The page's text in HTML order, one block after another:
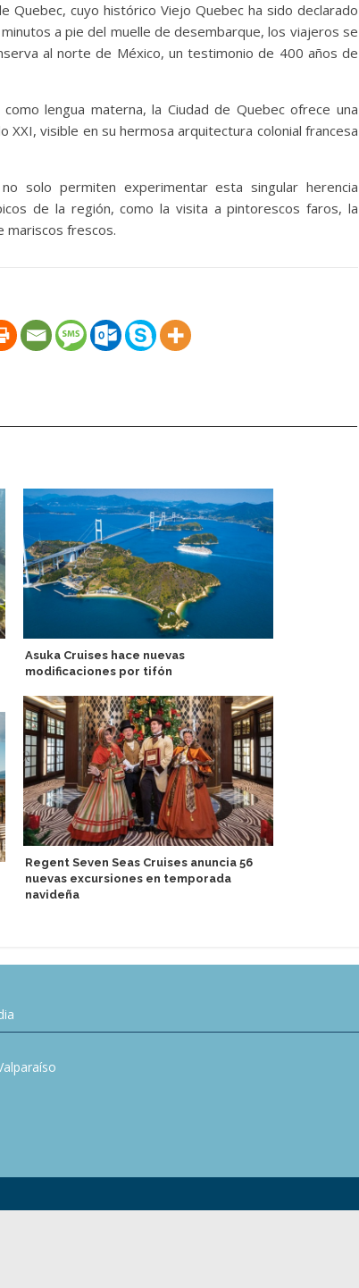
cuyo histórico Viejo Quebec ha sido declarado
a pie del muelle de desembarque, los viajeros se
al norte de México, un testimonio de 400 años de
lengua materna, la Ciudad de Quebec ofrece una
visible en su hermosa arquitectura colonial francesa
solo permiten experimentar esta singular herencia
de la región, como la visita a pintorescos faros, la
mariscos frescos.
Asuka Cruises hace nuevas
modificaciones por tifón
Regent Seven Seas Cruises anuncia 56
nuevas excursiones en temporada
navideña